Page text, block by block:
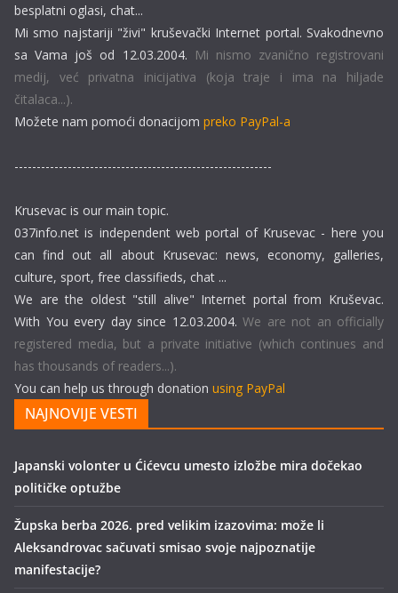
besplatni oglasi, chat...
Mi smo najstariji "živi" kruševački Internet portal. Svakodnevno
sa Vama još od 12.03.2004. Mi nismo zvanično registrovani
medij, već privatna inicijativa (koja traje i ima na hiljade
čitalaca...).
Možete nam pomoći donacijom preko PayPal-a
----------------------------------------------------------
Krusevac is our main topic.
037info.net is independent web portal of Krusevac - here you
can find out all about Krusevac: news, economy, galleries,
culture, sport, free classifieds, chat ...
We are the oldest "still alive" Internet portal from Kruševac.
With You every day since 12.03.2004. We are not an officially
registered media, but a private initiative (which continues and
has thousands of readers...).
You can help us through donation using PayPal
NAJNOVIJE VESTI
Japanski volonter u Ćićevcu umesto izložbe mira dočekao
političke optužbe
Župska berba 2026. pred velikim izazovima: može li
Aleksandrovac sačuvati smisao svoje najpoznatije
manifestacije?